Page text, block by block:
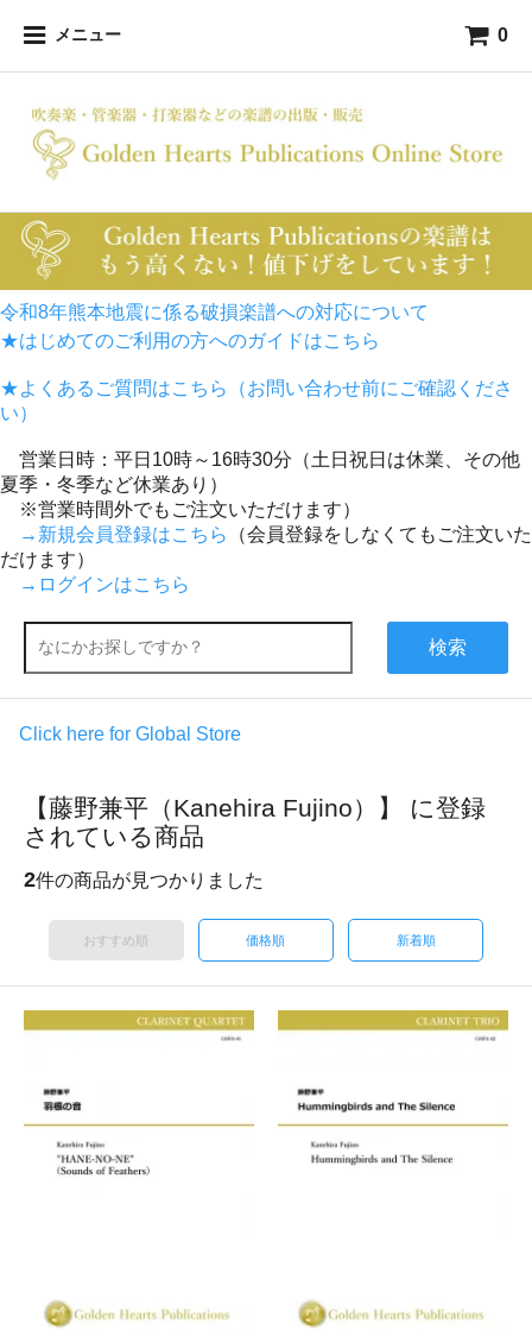
メニュー 0
令和8年熊本地震に係る破損楽譜への対応について
★はじめてのご利用の方へのガイドはこちら
★よくあるご質問はこちら（お問い合わせ前にご確認くださ
い）
営業日時：平日10時～16時30分（土日祝日は休業、その他
夏季・冬季など休業あり）
※営業時間外でもご注文いただけます）
→新規会員登録はこちら
（会員登録をしなくてもご注文いた
だけます）
→ログインはこちら
検索
Click here for Global Store
【藤野兼平（Kanehira Fujino）】 に登録
されている商品
2件の商品が見つかりました
おすすめ順 価格順 新着順